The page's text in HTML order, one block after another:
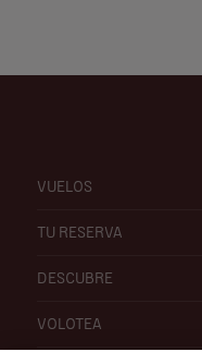
VUELOS
TU RESERVA
DESCUBRE
VOLOTEA